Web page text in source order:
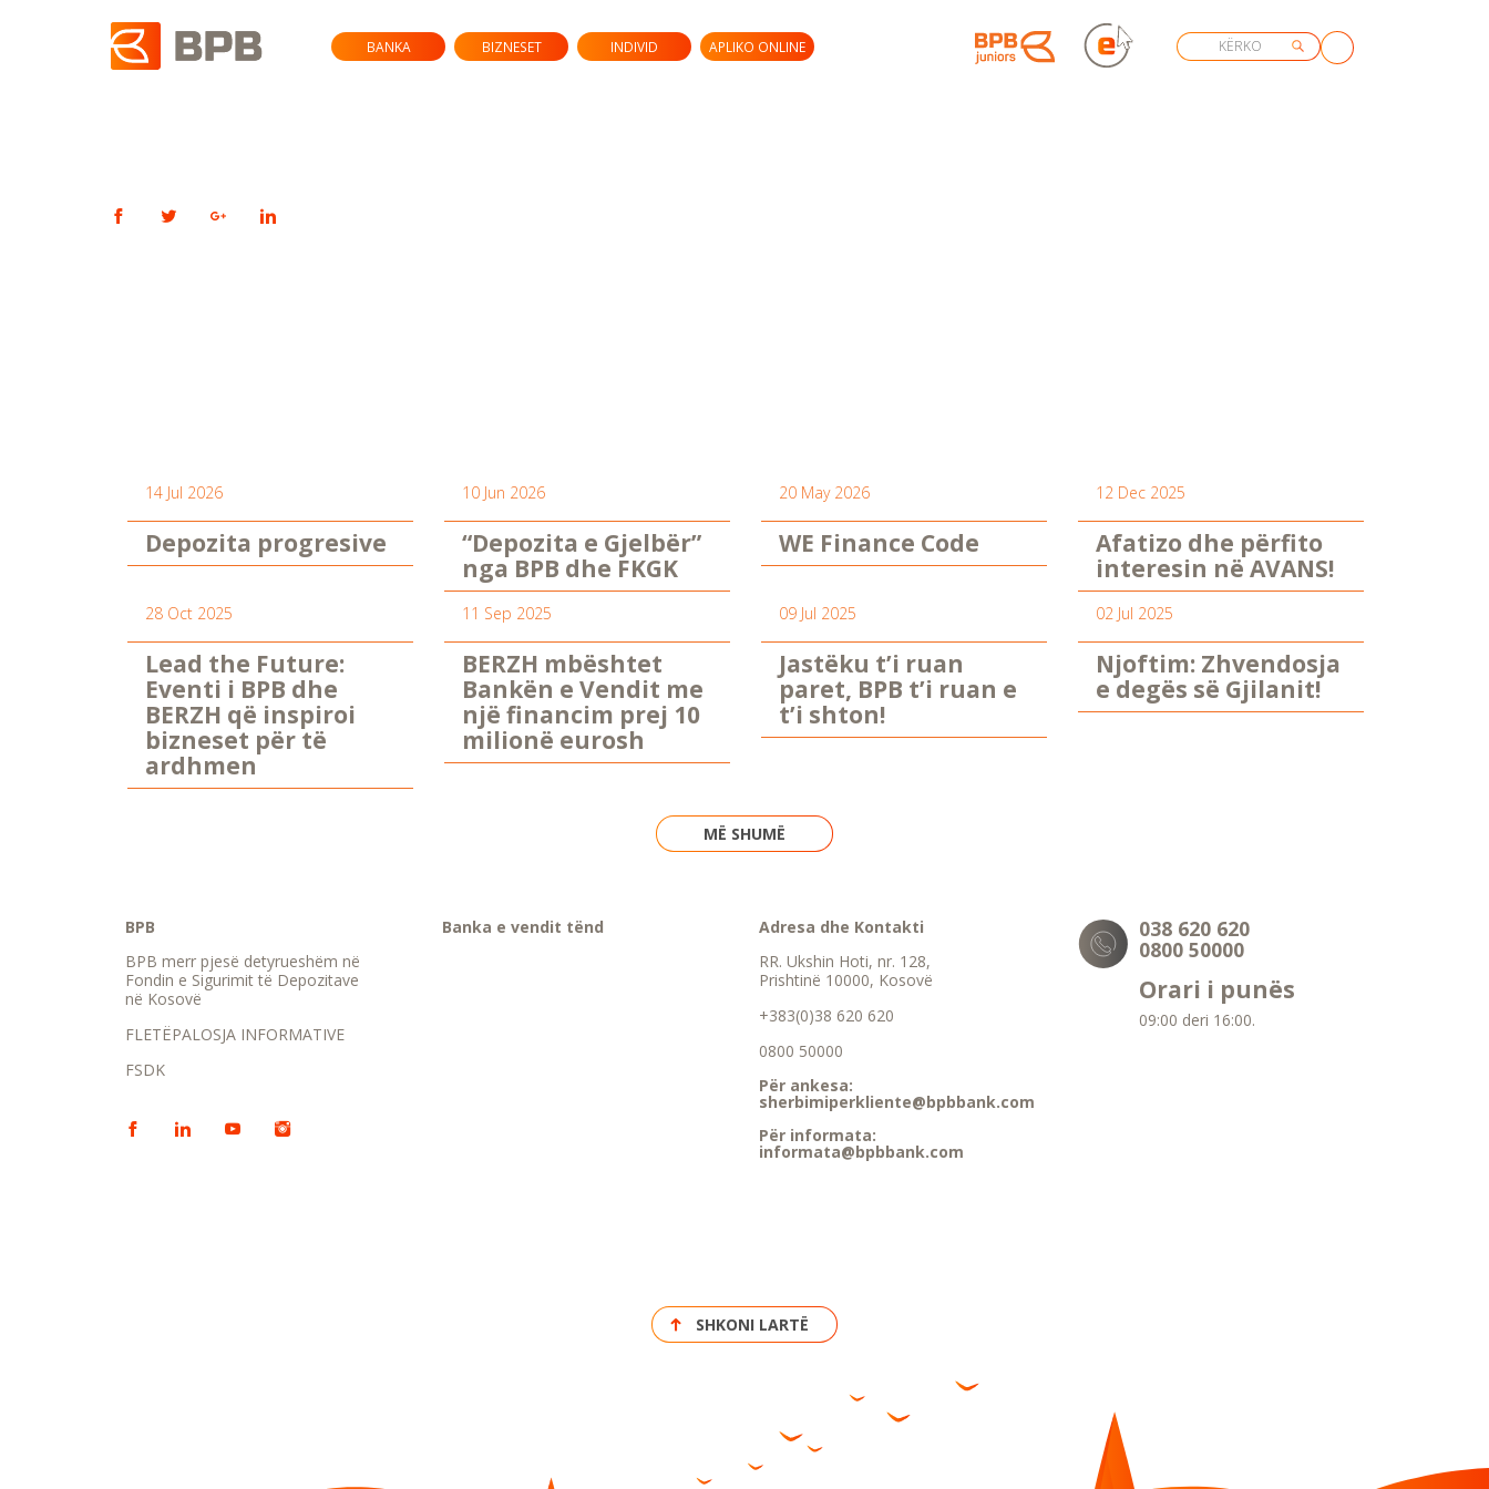
BANKA BIZNESET INDIVID APLIKO ONLINE
14 Jul 2026
Depozita progresive
10 Jun 2026
“Depozita e Gjelbër”
nga BPB dhe FKGK
20 May 2026
WE Finance Code
12 Dec 2025
Afatizo dhe përfito
interesin në AVANS!
28 Oct 2025
Lead the Future:
Eventi i BPB dhe
BERZH që inspiroi
bizneset për të
ardhmen
11 Sep 2025
BERZH mbështet
Bankën e Vendit me
një financim prej 10
milionë eurosh
09 Jul 2025
Jastëku t’i ruan
paret, BPB t’i ruan e
t’i shton!
02 Jul 2025
Njoftim: Zhvendosja
e degës së Gjilanit!
MË SHUMË
BPB
BPB merr pjesë detyrueshëm në
Fondin e Sigurimit të Depozitave
në Kosovë
FLETËPALOSJA INFORMATIVE
FSDK
Banka e vendit tënd
Adresa dhe Kontakti
RR. Ukshin Hoti, nr. 128,
Prishtinë 10000, Kosovë
+383(0)38 620 620
0800 50000
Për ankesa:
sherbimiperkliente@bpbbank.com
Për informata:
informata@bpbbank.com
038 620 620
0800 50000
Orari i punës
09:00 deri 16:00.
SHKONI LARTË